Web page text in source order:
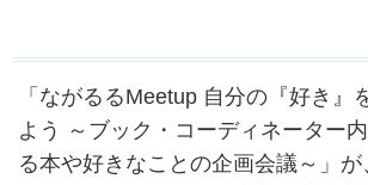
「ながるるMeetup 自分の『好き』
よう ～ブック・コーディネーター
る本や好きなことの企画会議～」が